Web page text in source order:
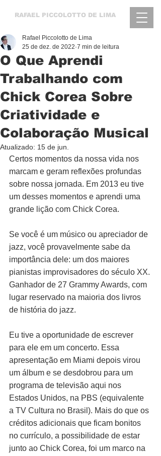
RAFAEL PICCOLOTTO DE LIMA
O Que Aprendi
Trabalhando com
Chick Corea Sobre
Criatividade e
Colaboração Musical
Rafael Piccolotto de Lima
25 de dez. de 2022 7 min de leitura
Atualizado: 15 de jun.
Certos momentos da nossa vida nos
marcam e geram reflexões profundas
sobre nossa jornada. Em 2013 eu tive
um desses momentos e aprendi uma
grande lição com Chick Corea.
Se você é um músico ou apreciador de
jazz, você provavelmente sabe da
importância dele: um dos maiores
pianistas improvisadores do século XX.
Ganhador de 27 Grammy Awards, com
lugar reservado na maioria dos livros
de história do jazz.
Eu tive a oportunidade de escrever
para ele em um concerto. Essa
apresentação em Miami depois virou
um álbum e se desdobrou para um
programa de televisão aqui nos
Estados Unidos, na PBS (equivalente
a TV Cultura no Brasil). Mais do que os
créditos adicionais que ficam bonitos
no currículo, a possibilidade de estar
junto ao Chick Corea, foi um marco na